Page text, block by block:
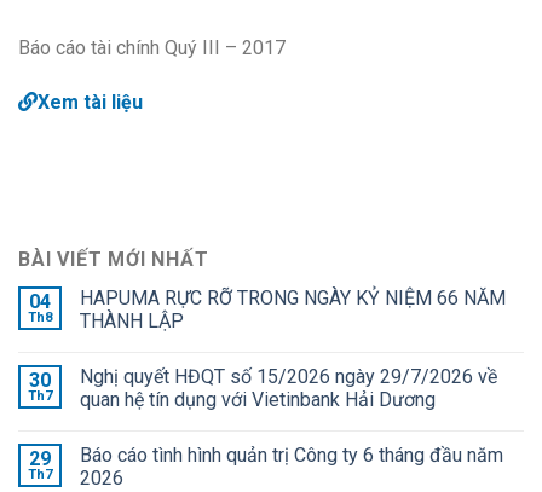
Báo cáo tài chính Quý III – 2017
Xem tài liệu
BÀI VIẾT MỚI NHẤT
04
Th8
HAPUMA RỰC RỠ TRONG NGÀY KỶ NIỆM 66 NĂM
THÀNH LẬP
30
Th7
Nghị quyết HĐQT số 15/2026 ngày 29/7/2026 về
quan hệ tín dụng với Vietinbank Hải Dương
29
Th7
Báo cáo tình hình quản trị Công ty 6 tháng đầu năm
2026